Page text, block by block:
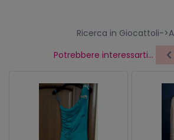
Ricerca in Giocattoli-
Potrebbere interessarti...